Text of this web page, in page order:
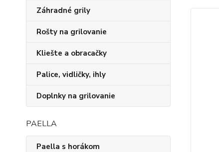
Záhradné grily
Rošty na grilovanie
Kliešte a obracačky
Palice, vidličky, ihly
Doplnky na grilovanie
PAELLA
Paella s horákom